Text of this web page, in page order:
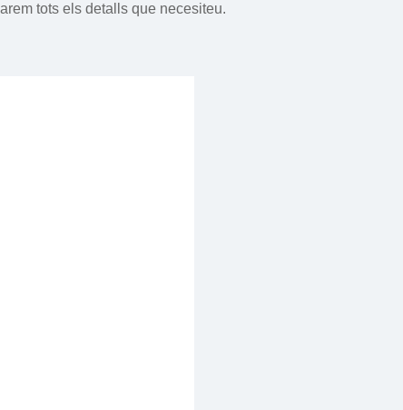
tots els detalls que necesiteu.